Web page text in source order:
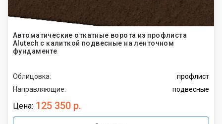
Автоматические откатные ворота из профлиста
Alutech с калиткой подвесные на ленточном
фундаменте
Облицовка:
профлист
Направляющие:
подвесные
Цена: 125 350 р.